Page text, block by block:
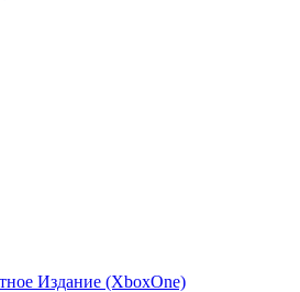
Издание (XboxOne)